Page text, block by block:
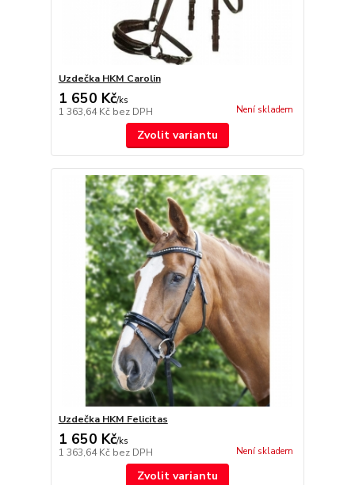
Uzdečka HKM Carolin
1 650 Kč/ks
1 363,64 Kč bez DPH Není skladem
Zvolit variantu
Uzdečka HKM Felicitas
1 650 Kč/ks
1 363,64 Kč bez DPH Není skladem
Zvolit variantu